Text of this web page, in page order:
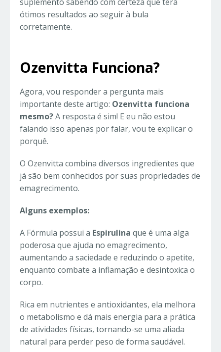
suplemento sabendo com certeza que terá
ótimos resultados ao seguir à bula
corretamente.
Ozenvitta Funciona?
Agora, vou responder a pergunta mais
importante deste artigo: Ozenvitta funciona
mesmo?A resposta é sim! E eu não estou
falando isso apenas por falar, vou te explicar o
porquê.
O Ozenvitta combina diversos ingredientes que
já são bem conhecidos por suas propriedades de
emagrecimento.
Alguns exemplos:
A Fórmula possui a Espirulina que é uma alga
poderosa que ajuda no emagrecimento,
aumentando a saciedade e reduzindo o apetite,
enquanto combate a inflamação e desintoxica o
corpo.
Rica em nutrientes e antioxidantes, ela melhora
o metabolismo e dá mais energia para a prática
de atividades físicas, tornando-se uma aliada
natural para perder peso de forma saudável.